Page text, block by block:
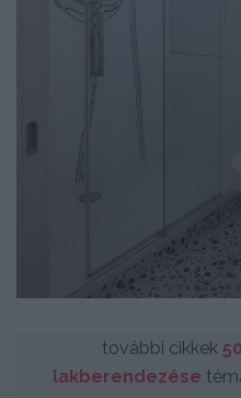
további cikkek
lakberendezése